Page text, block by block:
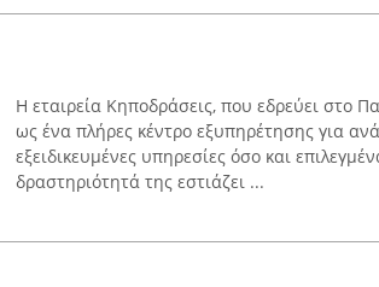
Η εταιρεία Κηποδράσεις, που εδρεύει στο
ως ένα πλήρες κέντρο εξυπηρέτησης για
εξειδικευμένες υπηρεσίες όσο και
δραστηριότητά της εστιάζει ...